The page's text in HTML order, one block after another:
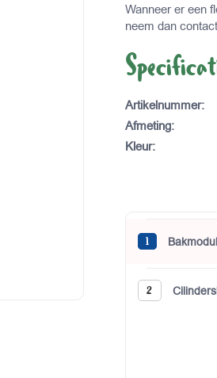
Wanneer er een
neem dan
Artikelnummer:
Afmeting:
Kleur: